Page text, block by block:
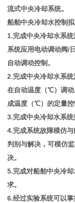
流式中央冷却系统。
船舶中央冷却水控制
1.完成中央冷却水系
系统应用电动调动阀/
自动调动控制。
2.完成中央冷却水系
在自动温度（℃）调
成温度（℃）的定量控
3.完成中央冷却水系统
4.完成系统故障模仿
判别与解决，可模仿
决。
5.完成对船舶中央冷
求。
6.经过实验系统可以掌